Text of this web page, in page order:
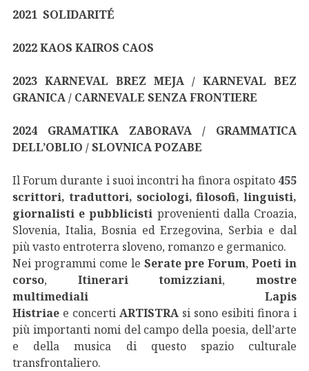
2021 SOLIDARITÉ
2022 KAOS KAIROS CAOS
2023 KARNEVAL BREZ MEJA / KARNEVAL BEZ
GRANICA / CARNEVALE SENZA FRONTIERE
2024 GRAMATIKA ZABORAVA / GRAMMATICA
DELL’OBLIO / SLOVNICA POZABE
Il Forum durante i suoi incontri ha finora ospitato 455
scrittori, traduttori, sociologi, filosofi, linguisti,
giornalisti e pubblicisti provenienti dalla Croazia,
Slovenia, Italia, Bosnia ed Erzegovina, Serbia e dal
più vasto entroterra sloveno, romanzo e germanico.
Nei programmi come le Serate pre Forum,Poeti in
corso, Itinerari tomizziani, mostre
multimediali Lapis
Histriae e concerti ARTISTRA si sono esibiti finora i
più importanti nomi del campo della poesia, dell’arte
e della musica di questo spazio culturale
transfrontaliero.